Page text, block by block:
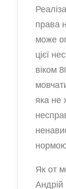
права
може
цієї
віком
яка не
Як от